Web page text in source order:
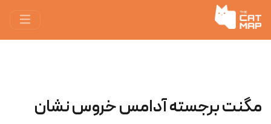
مگنت برجسته آدامس خروس‌ نشان